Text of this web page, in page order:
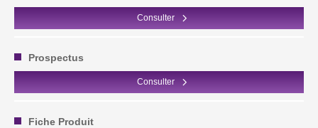
Consulter
Prospectus
Consulter
Fiche Produit